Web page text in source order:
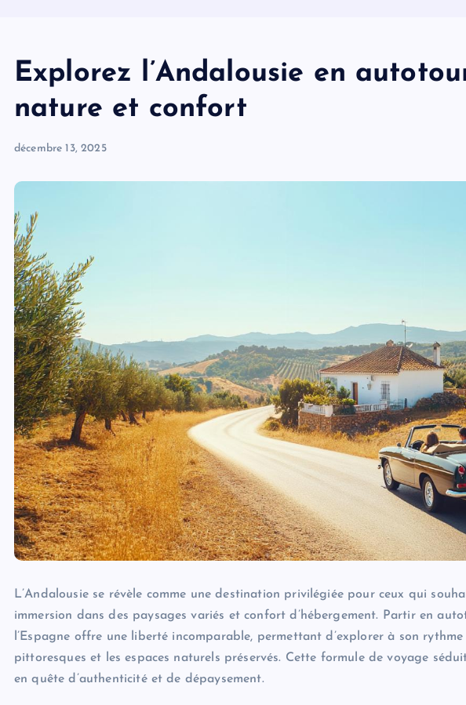
Explorez l’Andalousie en
nature et confort
décembre 13, 2025
L’Andalousie se révèle comme une destination privilégiée pour ceux qui
immersion dans des paysages variés et confort d’hébergement. Partir en
l’Espagne offre une liberté incomparable, permettant d’explorer à son
pittoresques et les espaces naturels préservés. Cette formule de voyage
en quête d’authenticité et de dépaysement.